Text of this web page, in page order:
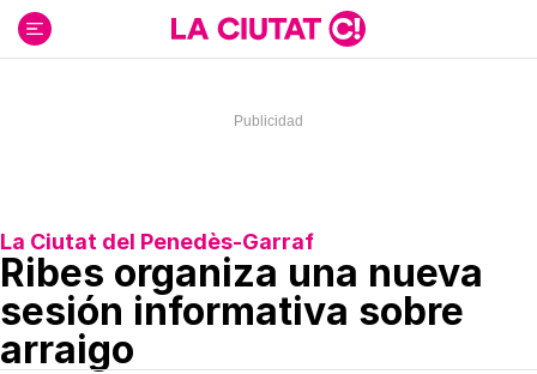
contenido
La Ciutat del Penedès-Garraf
Ribes organiza una nueva
sesión informativa sobre
arraigo